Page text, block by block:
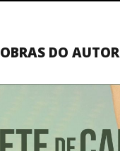
OBRAS DO AUTOR